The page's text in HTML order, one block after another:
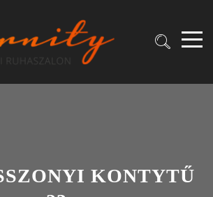
KONTYTŰ